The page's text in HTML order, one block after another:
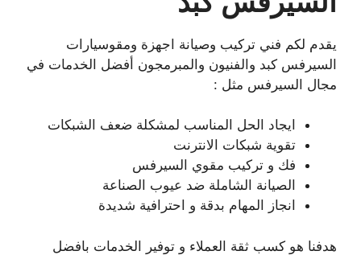
يقدم لكم فني تركيب وصيانة اجهزة ومقوسيارات
السيرفس كبد والفنيون والمبرمجون أفضل الخدمات في
مجال السيرفس مثل :
ايجاد الحل المناسب لمشكلة ضعف الشبكات
تقوية شبكات الانترنت
فك و تركيب مقوي السيرفس
الصيانة الشاملة ضد عيوب الصناعة
انجاز المهام بدقة و احترافية شديدة
هدفنا هو كسب ثقة العملاء و توفير الخدمات بافضل